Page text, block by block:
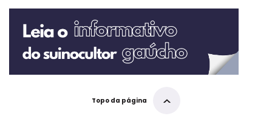
Topo da página